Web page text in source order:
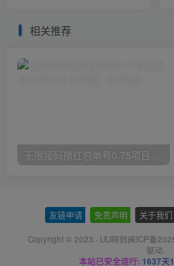
相关推荐
友链申请 免责声明 关于我们
Copyright © 2023 · UU网创闽ICP备
驱动.
本站已安全运行: 1637天